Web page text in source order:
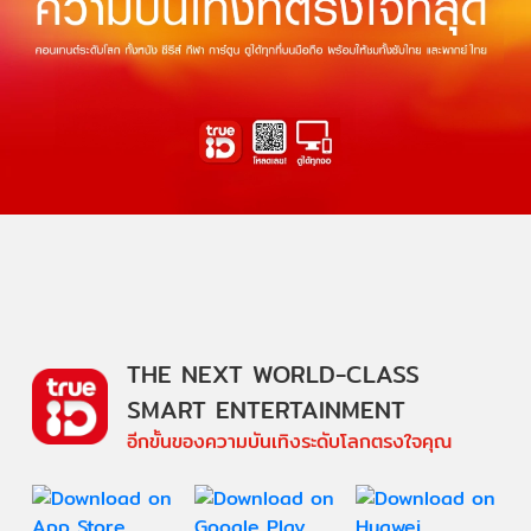
THE NEXT WORLD-CLASS
SMART ENTERTAINMENT
อีกขั้นของความบันเทิงระดับโลกตรงใจคุณ